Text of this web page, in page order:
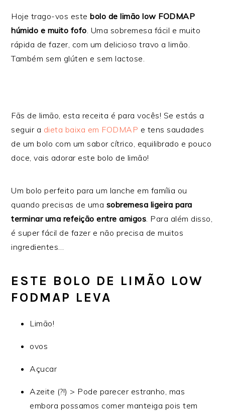
Hoje trago-vos estebolo de limão low FODMAP
húmido e muito fofo. Uma sobremesa fácil e muito
rápida de fazer, com um delicioso travo a limão.
Também sem glúten e sem lactose.
Fãs de limão, esta receita é para vocês! Se estás a
seguir a dieta baixa em FODMAP e tens saudades
de um bolo com um sabor cítrico, equilibrado e pouco
doce, vais adorar este bolo de limão!
Um bolo perfeito para um lanche em família ou
quando precisas de uma sobremesa ligeira para
terminar uma refeição entre amigos. Para além disso,
é super fácil de fazer e não precisa de muitos
ingredientes…
ESTE BOLO DE LIMÃO LOW
FODMAP LEVA
Limão!
ovos
Açucar
Azeite (?!) > Pode parecer estranho, mas
embora possamos comer manteiga pois tem